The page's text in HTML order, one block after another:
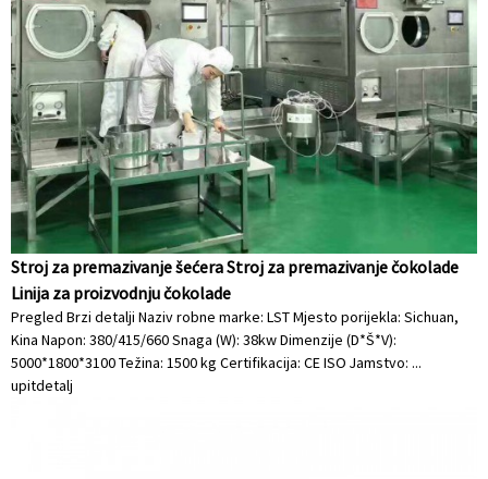
Stroj za premazivanje šećera Stroj za premazivanje čokolade
Linija za proizvodnju čokolade
Pregled Brzi detalji Naziv robne marke: LST Mjesto porijekla: Sichuan,
Kina Napon: 380/415/660 Snaga (W): 38kw Dimenzije (D*Š*V):
5000*1800*3100 Težina: 1500 kg Certifikacija: CE ISO Jamstvo: ...
upitdetalj